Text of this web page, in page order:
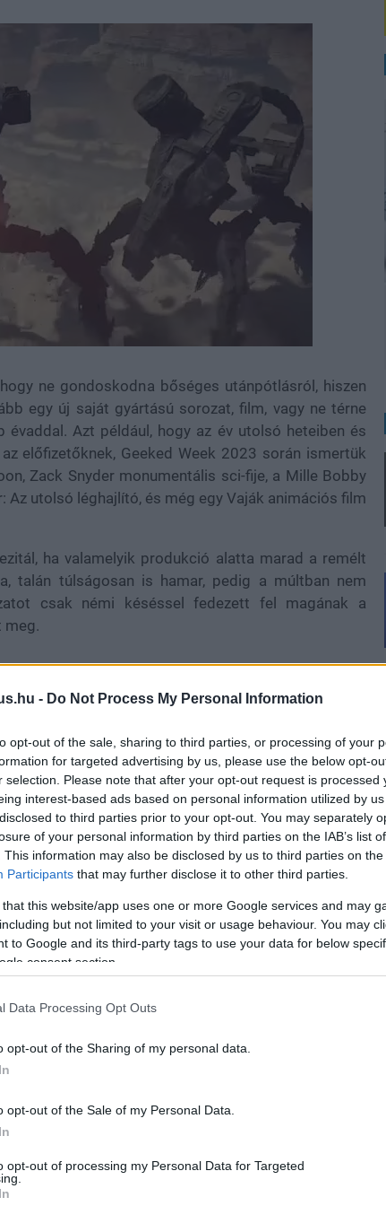
- Do Not Process My Personal Information
opt-out of the sale, sharing to third parties, or processing of your
for targeted advertising by us, please use the below opt-
selection. Please note that after your opt-out request is processed
interest-based ads based on personal information utilized by
to third parties prior to your opt-out. You may separately
of your personal information by third parties on the IAB’s list
This information may also be disclosed by us to third parties on the
Participants that may further disclose it to other third parties.
that this website/app uses one or more Google services and may
but not limited to your visit or usage behaviour. You may
to Google and its third-party tags to use your data for below
consent section.
Data Processing Opt Outs
opt-out of the Sharing of my personal data.
opt-out of the Sale of my Personal Data.
opt-out of processing my Personal Data for Targeted
ne gondoskodna bőséges utánpótlásról, hiszen
egy új saját gyártású sorozat, film, vagy ne térne
Azt például, hogy az év utolsó heteiben és
előfizetőknek, Geeked Week 2023 során ismertük
Zack Snyder monumentális sci-fije, a Mille Bobby
Az utolsó léghajlító, és még egy Vaják animációs film
ha valamelyik produkció alatta marad a remélt
talán túlságosan is hamar, pedig a múltban nem
csak némi késéssel fedezett fel magának a
meg.
és három animációs sorozat. A döntés
és a nézettség viszonylatán túl még az írók és a
Egyébként egyetlen kivétellel csupa újonc
(vagy még annyit sem) kapott.
idén márciusban debütált a második szezonja,
továbbiakban a Grisaverzum karaktereivel, annak
Áldozati bárány , azElvis, a titkos ügynök , valamint a
volna még közülük?
jön szembe GSO-n vagy a social médiában.
a legjobbakat,